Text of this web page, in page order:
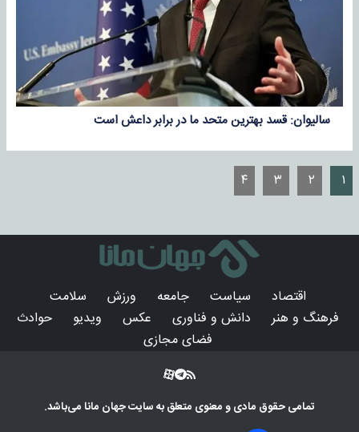
سالیوان: قسد بهترین متحد ما در برابر داعش است
۱ ۲ ۳ ۴
اقتصاد سیاست جامعه ورزش
سلامت
فرهنگ و هنر
دانش و فناوری عکس ویدیو
حوادث
فضای مجازی
تمامی حقوق مادی و معنوی متعلق به سایتجهان مانامی‌باشد.